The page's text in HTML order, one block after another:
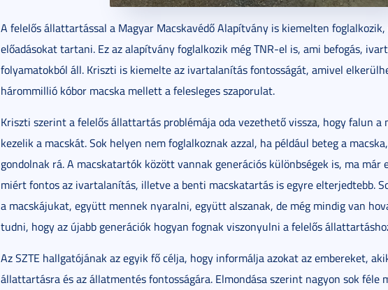
A felelős állattartással a Magyar Macskavédő Alapítvány is kiemelten
előadásokat tartani. Ez az alapítvány foglalkozik még TNR-el is, ami befogás,
folyamatokból áll. Kriszti is kiemelte az ivartalanítás fontosságát, amivel
hárommillió kóbor macska mellett a felesleges szaporulat.
Kriszti szerint a felelős állattartás problémája oda vezethető vissza, hogy falun a
kezelik a macskát. Sok helyen nem foglalkoznak azzal, ha például beteg a
gondolnak rá. A macskatartók között vannak generációs különbségek is, ma már
miért fontos az ivartalanítás, illetve a benti macskatartás is egyre elterjedtebb.
a macskájukat, együtt mennek nyaralni, együtt alszanak, de még mindig van
tudni, hogy az újabb generációk hogyan fognak viszonyulni a felelős
Az SZTE hallgatójának az egyik fő célja, hogy informálja azokat az embereket,
állattartásra és az állatmentés fontosságára. Elmondása szerint nagyon sok féle